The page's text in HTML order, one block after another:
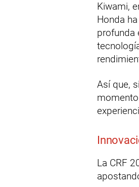
Kiwami,
Honda
profunda
Así que,
La CRF